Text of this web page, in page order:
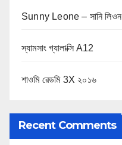
Sunny Leone – সানি লিওন
স্যামসাং গ্যালাক্সি A12
শাওমি রেডমি 3X ২০১৬
Recent Comments